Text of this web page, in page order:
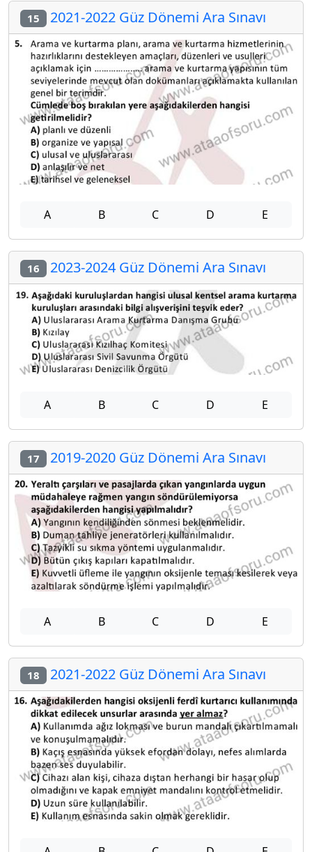
15 2021-2022 Güz Dönemi Ara Sınavı
A B C D E
16 2023-2024 Güz Dönemi Ara Sınavı
A B C D E
17 2019-2020 Güz Dönemi Ara Sınavı
A B C D E
18 2021-2022 Güz Dönemi Ara Sınavı